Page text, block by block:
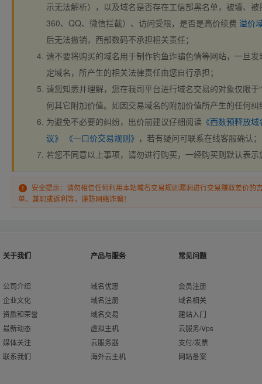
示无法解析），以及域名是否存在工信部黑名单，被墙、
360、QQ、微信拦截）、访问受限，是否是高价续费 溢价
后无法撤销，西部数码不承担相关责任；
请不要将购买的域名用于制作钓鱼诈骗色情等网站，一旦
定域名，所产生的相关法律责任由您自行承担；
请您知悉并理解，您在我司平台进行域名交易的对象仅限于
何其它附加价值。如因交易域名的附加价值所产生的任何
为避免不必要的纠纷，出价前建议仔细阅读 《西数预释放
议》
《一口价交易规则》 ，若有疑问可联系在线客服确认；
若您不同意以上事项，请勿进行购买，一经购买则默认表
安全提示：请勿相信任何利用本站域名交易规则漏洞进行交易赚取差价的
单、兼职或返利等，谨防网络诈骗！
关于我们
公司介绍
企业文化
资质和荣誉
最新动态
媒体关注
联系我们
产品与服务
域名优惠
域名注册
域名交易
虚拟主机
云服务器
海外云主机
常见问题
会员注册
域名相关
建站入门
云服务/Vps
支付/发票
网站备案